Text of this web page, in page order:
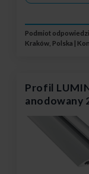
Podmiot
Kraków, Polska |
Profil
anodowany